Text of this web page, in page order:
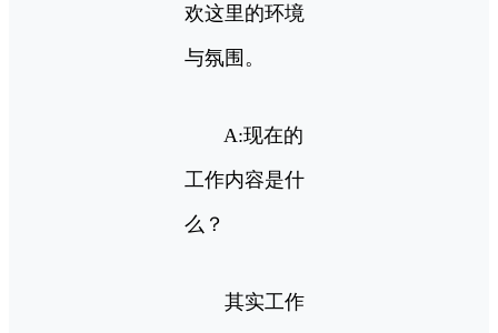
欢这里的环境
与氛围。
A:现在的
工作内容是什
么？
其实工作